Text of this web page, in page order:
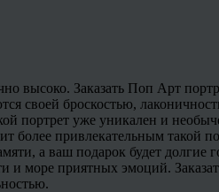
высоко. Заказать Поп Арт
своей броскостью,
портрет уже уникален и
более привлекательным такой
а ваш подарок будет
море приятных эмоций.